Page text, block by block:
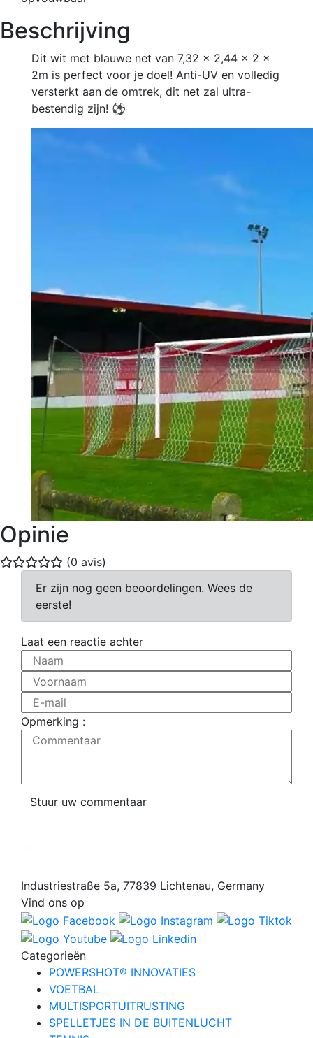
Beschrijving
Dit wit met blauwe net van 7,32 x 2,44 x 2 x
2m is perfect voor je doel! Anti-UV en volledig
versterkt aan de omtrek, dit net zal ultra-
bestendig zijn! ⚽
Opinie
(0 avis)
Er zijn nog geen beoordelingen. Wees de
eerste!
Laat een reactie achter
Naam
Voornaam
E-mail
Opmerking :
Commentaar
Stuur uw commentaar
Industriestraße 5a, 77839 Lichtenau, Germany
Vind ons op
Categorieën
POWERSHOT® INNOVATIES
VOETBAL
MULTISPORTUITRUSTING
SPELLETJES IN DE BUITENLUCHT